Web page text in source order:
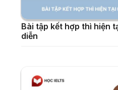
Bài tập kết hợp thì hiện
diễn